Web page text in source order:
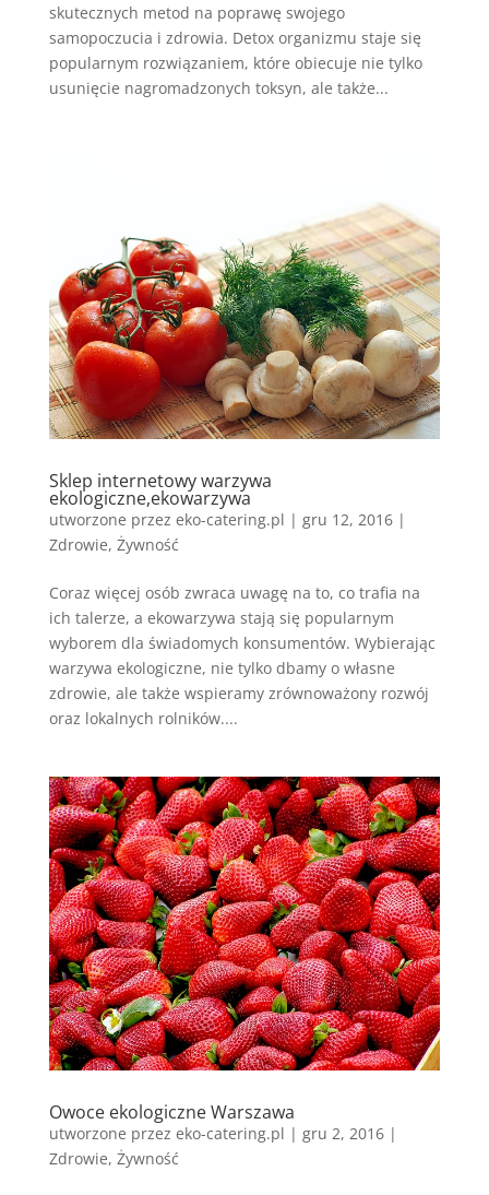
skutecznych metod na poprawę swojego
samopoczucia i zdrowia. Detox organizmu staje się
popularnym rozwiązaniem, które obiecuje nie tylko
usunięcie nagromadzonych toksyn, ale także...
Sklep internetowy warzywa
ekologiczne,ekowarzywa
utworzone przez eko-catering.pl | gru 12, 2016|
Zdrowie, Żywność
Coraz więcej osób zwraca uwagę na to, co trafia na
ich talerze, a ekowarzywa stają się popularnym
wyborem dla świadomych konsumentów. Wybierając
warzywa ekologiczne, nie tylko dbamy o własne
zdrowie, ale także wspieramy zrównoważony rozwój
oraz lokalnych rolników....
Owoce ekologiczne Warszawa
utworzone przez eko-catering.pl | gru 2, 2016|
Zdrowie, Żywność